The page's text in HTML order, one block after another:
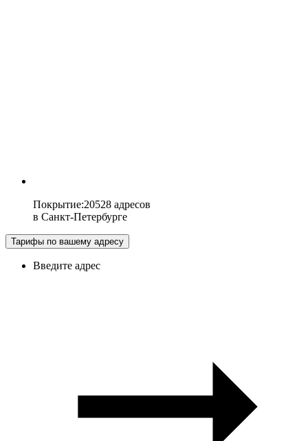
Покрытие:20528 адресов
в Санкт-Петербурге
Тарифы по вашему адресу
Введите адрес